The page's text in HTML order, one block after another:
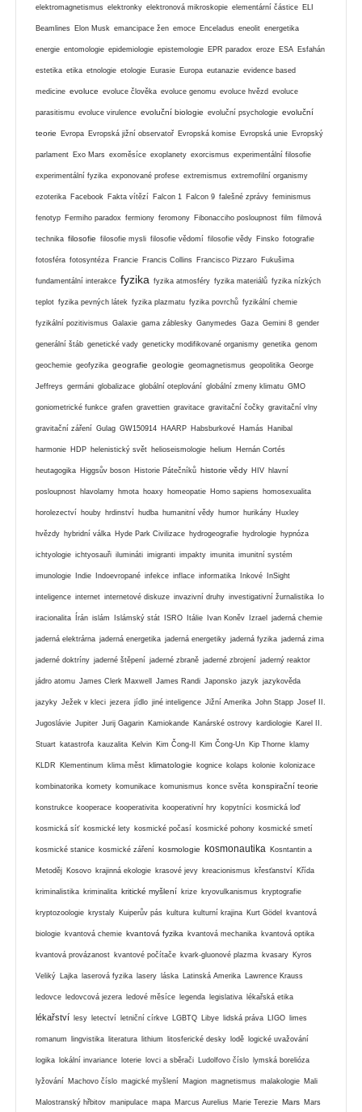
elektromagnetismus elektronky elektronová mikroskopie elementární částice ELI
Beamlines Elon Musk emancipace žen emoce Enceladus eneolit energetika
energie entomologie epidemiologie epistemologie EPR paradox eroze ESA Esfahán
estetika etika etnologie etologie Eurasie Europa eutanazie evidence based
medicine evoluce evoluce člověka evoluce genomu evoluce hvězd evoluce
parasitismu evoluce virulence evoluční biologie evoluční psychologie evoluční
teorie Evropa Evropská jižní observatoř Evropská komise Evropská unie Evropský
parlament Exo Mars exoměsíce exoplanety exorcismus experimentální filosofie
experimentální fyzika exponované profese extremismus extremofilní organismy
ezoterika Facebook Fakta vítězí Falcon 1 Falcon 9 falešné zprávy feminismus
fenotyp Fermiho paradox fermiony feromony Fibonacciho posloupnost film filmová
technika filosofie filosofie mysli filosofie vědomí filosofie vědy Finsko fotografie
fotosféra fotosyntéza Francie Francis Collins Francisco Pizzaro Fukušima
fundamentální interakce fyzika fyzika atmosféry fyzika materiálů fyzika nízkých
teplot fyzika pevných látek fyzika plazmatu fyzika povrchů fyzikální chemie
fyzikální pozitivismus Galaxie gama záblesky Ganymedes Gaza Gemini 8 gender
generální štáb genetické vady geneticky modifikované organismy genetika genom
geochemie geofyzika geografie geologie geomagnetismus geopolitika George
Jeffreys germáni globalizace globální oteplování globální zmeny klimatu GMO
goniometrické funkce grafen gravettien gravitace gravitační čočky gravitační vlny
gravitační záření Gulag GW150914 HAARP Habsburkové Hamás Hanibal
harmonie HDP helenistický svět helioseismologie helium Hernán Cortés
heutagogika Higgsův boson Historie Pátečníků historie vědy HIV hlavní
posloupnost hlavolamy hmota hoaxy homeopatie Homo sapiens homosexualita
horolezectví houby hrdinství hudba humanitní vědy humor hurikány Huxley
hvězdy hybridní válka Hyde Park Civilizace hydrogeografie hydrologie hypnóza
ichtyologie ichtyosauři ilumináti imigranti impakty imunita imunitní systém
imunologie Indie Indoevropané infekce inflace informatika Inkové InSight
inteligence internet internetové diskuze invazivní druhy investigativní žurnalistika Io
iracionalita Írán islám Islámský stát ISRO Itálie Ivan Koněv Izrael jaderná chemie
jaderná elektrárna jaderná energetika jaderná energetiky jaderná fyzika jaderná zima
jaderné doktríny jaderné štěpení jaderné zbraně jaderné zbrojení jaderný reaktor
jádro atomu James Clerk Maxwell James Randi Japonsko jazyk jazykověda
jazyky Ježek v kleci jezera jídlo jiné inteligence Jižní Amerika John Stapp Josef II.
Jugoslávie Jupiter Jurij Gagarin Kamiokande Kanárské ostrovy kardiologie Karel II.
Stuart katastrofa kauzalita Kelvin Kim Čong-Il Kim Čong-Un Kip Thorne klamy
KLDR Klementinum klima měst klimatologie kognice kolaps kolonie kolonizace
kombinatorika komety komunikace komunismus konce světa konspirační teorie
konstrukce kooperace kooperativita kooperativní hry kopytníci kosmická loď
kosmická síť kosmické lety kosmické počasí kosmické pohony kosmické smetí
kosmické stanice kosmické záření kosmologie kosmonautika Kosntantin a
Metoděj Kosovo krajinná ekologie krasové jevy kreacionismus křesťanství Křída
kriminalistika kriminalita kritické myšlení krize kryovulkanismus kryptografie
kryptozoologie krystaly Kuiperův pás kultura kulturní krajina Kurt Gödel kvantová
biologie kvantová chemie kvantová fyzika kvantová mechanika kvantová optika
kvantová provázanost kvantové počítače kvark-gluonové plazma kvasary Kyros
Veliký Lajka laserová fyzika lasery láska Latinská Amerika Lawrence Krauss
ledovce ledovcová jezera ledové měsíce legenda legislativa lékařská etika
lékařství lesy letectví letniční církve LGBTQ Libye lidská práva LIGO limes
romanum lingvistika literatura lithium litosferické desky lodě logické uvažování
logika lokální invariance loterie lovci a sběrači Ludolfovo číslo lymská borelióza
lyžování Machovo číslo magické myšlení Magion magnetismus malakologie Mali
Malostranský hřbitov manipulace mapa Marcus Aurelius Marie Terezie Mars Mars